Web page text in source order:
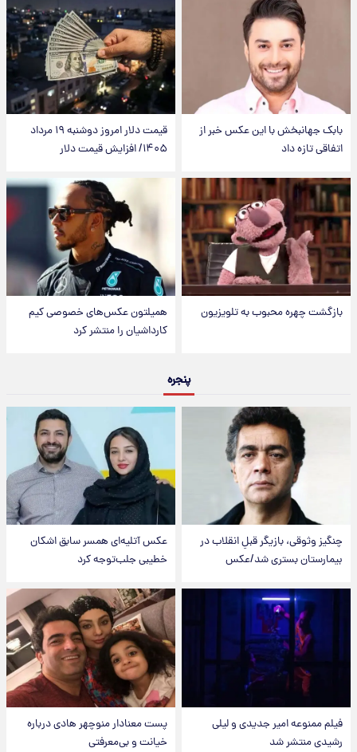
بابک جهانبخش با این عکس خبر از
اتفاقی تازه داد
قیمت دلار امروز دوشنبه ۱۹ مرداد
۱۴۰۵/ افزایش قیمت دلار
بازگشت چهره محبوب به تلویزیون
همیلتون عکس‌های خصوصی کیم‌
کارداشیان را منتشر کرد
پنجره
چنگیز وثوقی، بازیگر قبلِ انقلاب در
بیمارستان بستری شد/عکس
عکس‌ آتلیه‌ای همسر سابق اشکان
خطیبی جلب‌توجه کرد
فیلم ممنوعه امیر جدیدی و لیلی
رشیدی منتشر شد
پست معنادار منوچهر هادی درباره
خیانت و بی‌معرفتی